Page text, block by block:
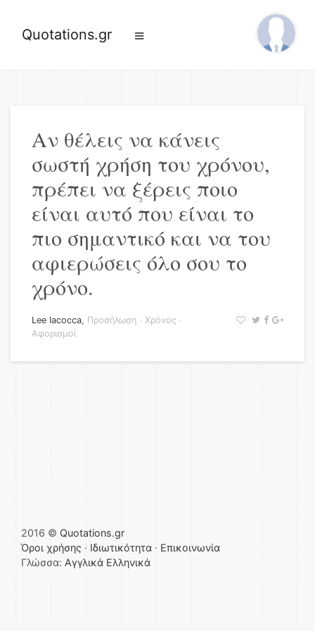
Quotations.gr
Αν θέλεις να κάνεις
σωστή χρήση του χρόνου,
πρέπει να ξέρεις ποιο
είναι αυτό που είναι το
πιο σημαντικό και να του
αφιερώσεις όλο σου το
χρόνο.
Lee Iacocca, Προσήλωση · Χρόνος ·
Αφορισμοί
2016 © Quotations.gr
Όροι χρήσης · Ιδιωτικότητα · Επικοινωνία
Γλώσσα: Αγγλικά Ελληνικά